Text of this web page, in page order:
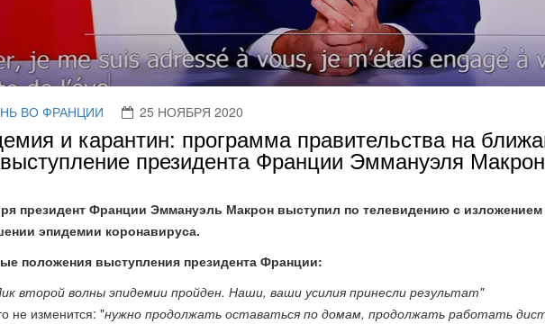
ВО ФРАНЦИИ 25 НОЯБРЯ 2020
и карантин: программа правительства на
президента Франции Эммануэля
президент Франции Эммануэль Макрон выступил по телевидению с изложением
эпидемии коронавируса.
положения выступления президента Франции:
второй волны эпидемии пройден. Наши, ваши усилия принесли результат"
не изменится: "нужно продолжать оставаться по домам, продолжать работать